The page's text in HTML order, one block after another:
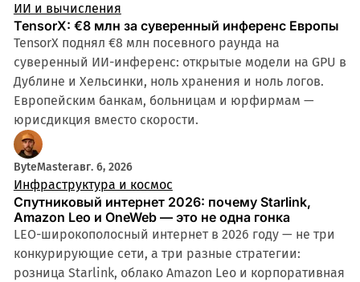
ИИ и вычисления
TensorX: €8 млн за суверенный инференс Европы
TensorX поднял €8 млн посевного раунда на
суверенный ИИ-инференс: открытые модели на GPU в
Дублине и Хельсинки, ноль хранения и ноль логов.
Европейским банкам, больницам и юрфирмам —
юрисдикция вместо скорости.
ByteMasterавг. 6, 2026
Инфраструктура и космос
Спутниковый интернет 2026: почему Starlink,
Amazon Leo и OneWeb — это не одна гонка
LEO-широкополосный интернет в 2026 году — не три
конкурирующие сети, а три разные стратегии:
розница Starlink, облако Amazon Leo и корпоративная